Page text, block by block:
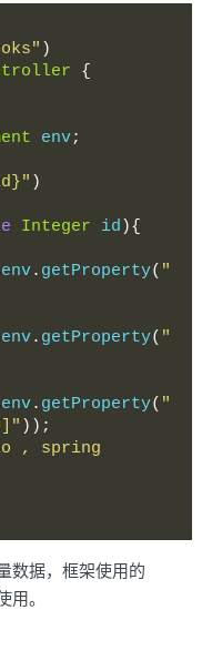
)
{
env;
)
Integer id ){
env. getProperty( "
env. getProperty( "
env. getProperty( "
));
, spring
数据，框架使用的
用。